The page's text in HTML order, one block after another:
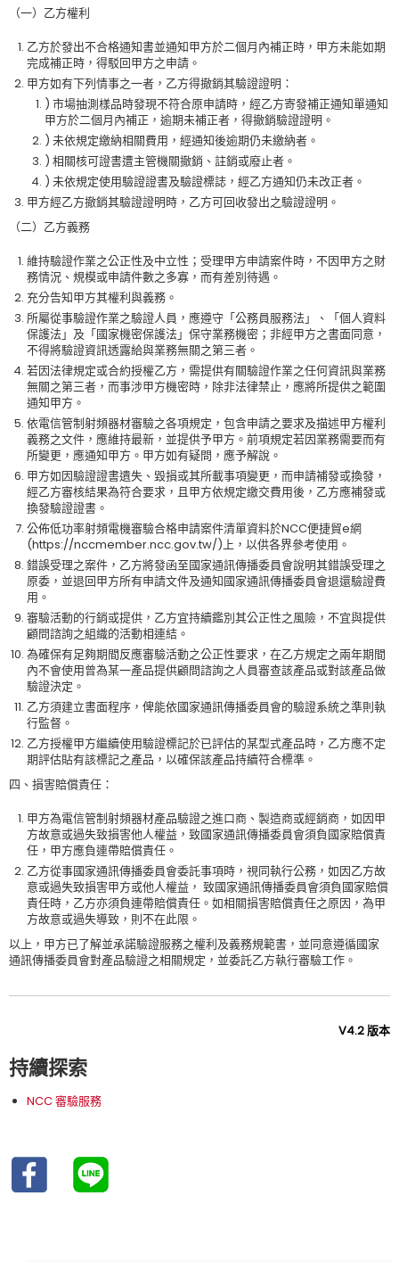
（一）乙方權利
乙方於發出不合格通知書並通知甲方於二個月內補正時，甲方未能如期
完成補正時，得駁回甲方之申請。
甲方如有下列情事之一者，乙方得撤銷其驗證證明：
) 市場抽測樣品時發現不符合原申請時，經乙方寄發補正通知單通知
甲方於二個月內補正，逾期未補正者，得撤銷驗證證明。
) 未依規定繳納相關費用，經通知後逾期仍未繳納者。
) 相關核可證書遭主管機關撤銷、註銷或廢止者。
) 未依規定使用驗證證書及驗證標誌，經乙方通知仍未改正者。
甲方經乙方撤銷其驗證證明時，乙方可回收發出之驗證證明。
（二）乙方義務
維持驗證作業之公正性及中立性；受理甲方申請案件時，不因甲方之財
務情況、規模或申請件數之多寡，而有差別待遇。
充分告知甲方其權利與義務。
所屬從事驗證作業之驗證人員，應遵守「公務員服務法」、「個人資料
保護法」及「國家機密保護法」保守業務機密；非經甲方之書面同意，
不得將驗證資訊透露給與業務無關之第三者。
若因法律規定或合約授權乙方，需提供有關驗證作業之任何資訊與業務
無關之第三者，而事涉甲方機密時，除非法律禁止，應將所提供之範圍
通知甲方。
依電信管制射頻器材審驗之各項規定，包含申請之要求及描述甲方權利
義務之文件，應維持最新，並提供予甲方。前項規定若因業務需要而有
所變更，應通知甲方。甲方如有疑問，應予解說。
甲方如因驗證證書遺失、毀損或其所載事項變更，而申請補發或換發，
經乙方審核結果為符合要求，且甲方依規定繳交費用後，乙方應補發或
換發驗證證書。
公佈低功率射頻電機審驗合格申請案件清單資料於NCC便捷貿e網
(https://nccmember.ncc.gov.tw/)上，以供各界參考使用。
錯誤受理之案件，乙方將發函至國家通訊傳播委員會說明其錯誤受理之
原委，並退回甲方所有申請文件及通知國家通訊傳播委員會退還驗證費
用。
審驗活動的行銷或提供，乙方宜持續鑑別其公正性之風險，不宜與提供
顧問諮詢之組織的活動相連結。
為確保有足夠期間反應審驗活動之公正性要求，在乙方規定之兩年期間
內不會使用曾為某一產品提供顧問諮詢之人員審查該產品或對該產品做
驗證決定。
乙方須建立書面程序，俾能依國家通訊傳播委員會的驗證系統之準則執
行監督。
乙方授權甲方繼續使用驗證標記於已評估的某型式產品時，乙方應不定
期評估貼有該標記之產品，以確保該產品持續符合標準。
四、損害賠償責任：
甲方為電信管制射頻器材產品驗證之進口商、製造商或經銷商，如因甲
方故意或過失致損害他人權益，致國家通訊傳播委員會須負國家賠償責
任，甲方應負連帶賠償責任。
乙方從事國家通訊傳播委員會委託事項時，視同執行公務，如因乙方故
意或過失致損害甲方或他人權益， 致國家通訊傳播委員會須負國家賠償
責任時，乙方亦須負連帶賠償責任。如相關損害賠償責任之原因，為甲
方故意或過失導致，則不在此限。
以上，甲方已了解並承諾驗證服務之權利及義務規範書，並同意遵循國家
通訊傳播委員會對產品驗證之相關規定，並委託乙方執行審驗工作。
V4.2 版本
持續探索
NCC 審驗服務